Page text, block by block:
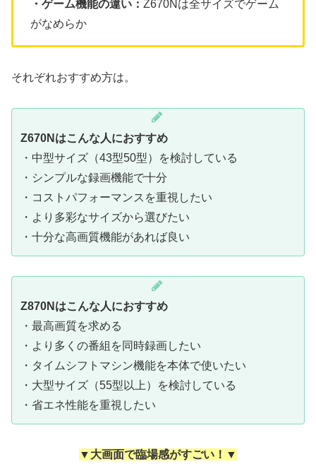
・ゲーム機能の違い： Z670Nは全サイズでゲーム
がなめらか
それぞれおすすめ方は。
Z670Nはこんな人におすすめ
・中型サイズ（43型50型）を検討している
・シンプルな録画機能で十分
・コストパフォーマンスを重視したい
・より多彩なサイズから選びたい
・十分な高画質機能があれば良い
Z870Nはこんな人におすすめ
・最高画質を求める
・より多くの番組を同時録画したい
・タイムシフトマシン機能を本体で使いたい
・大型サイズ（55型以上）を検討している
・省エネ性能を重視したい
▼大画面で臨場感がすごい ！▼